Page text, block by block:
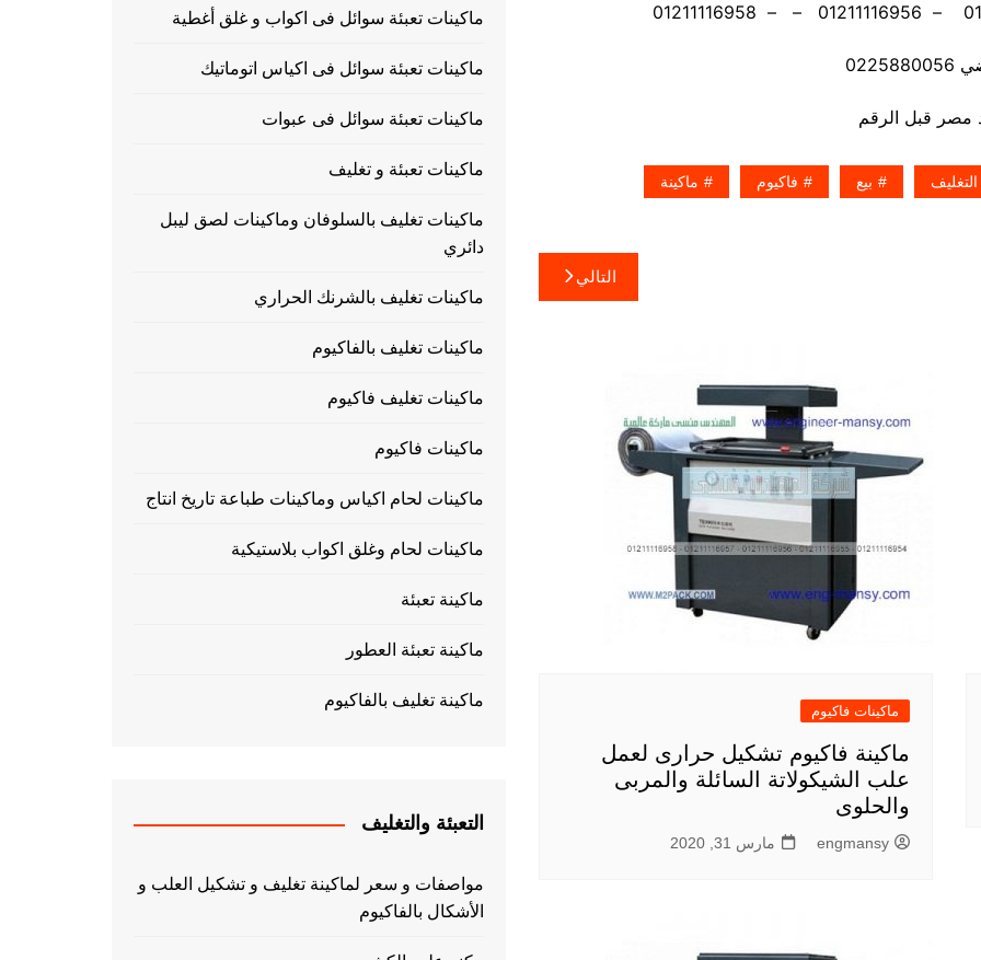
بيع فاكيوم ماكينة
التالي
ماكينات فاكيوم
ماكينة فاكيوم تشكيل حرارى لعمل
علب الشيكولاتة السائلة والمربى
والحلوى
engmansy مارس 31, 2020
ماكينات تعبئة سوائل فى اكواب و غلق أغطية
ماكينات تعبئة سوائل فى اكياس اتوماتيك
ماكينات تعبئة سوائل فى عبوات
ماكينات تعبئة و تغليف
ماكينات تغليف بالسلوفان وماكينات لصق ليبل
دائري
ماكينات تغليف بالشرنك الحراري
ماكينات تغليف بالفاكيوم
ماكينات تغليف فاكيوم
ماكينات فاكيوم
ماكينات لحام اكياس وماكينات طباعة تاريخ انتاج
ماكينات لحام وغلق اكواب بلاستيكية
ماكينة تعبئة
ماكينة تعبئة العطور
ماكينة تغليف بالفاكيوم
التعبئة والتغليف
مواصفات و سعر لماكينة تغليف و تشكيل العلب و
الأشكال بالفاكيوم